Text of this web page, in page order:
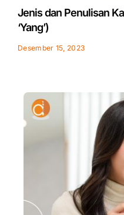
Jenis dan Penulisan
‘Yang’)
Desember 15, 2023